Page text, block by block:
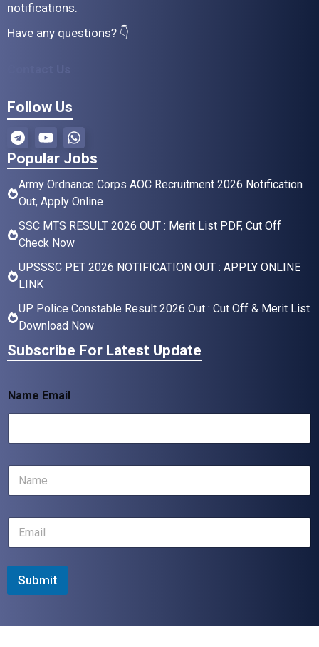
notifications.
Have any questions? 👇
Follow Us
Popular Jobs
Army Ordnance Corps AOC Recruitment 2026 Notification
Out, Apply Online
SSC MTS RESULT 2026 OUT : Merit List PDF, Cut Off
Check Now
UPSSSC PET 2026 NOTIFICATION OUT : APPLY ONLINE
LINK
UP Police Constable Result 2026 Out : Cut Off & Merit List
Download Now
Subscribe For Latest Update
Name Email
N
m
E
a
i
*
Submit